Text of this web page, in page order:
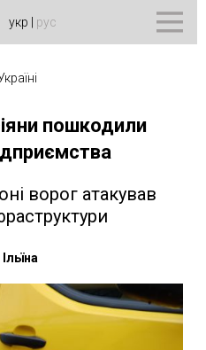
укр рус
пошкодили
ворог атакував